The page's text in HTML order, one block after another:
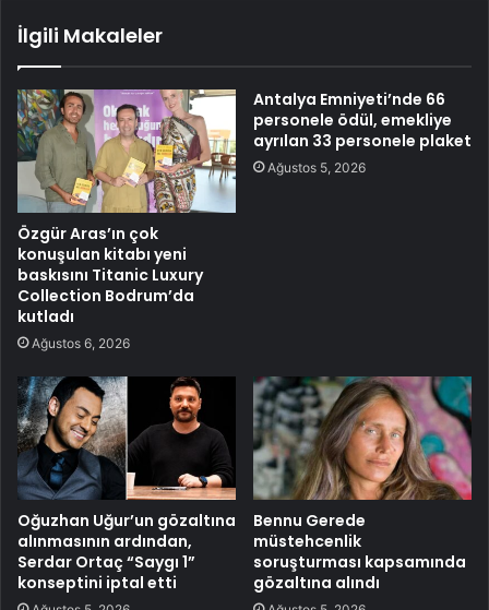
İlgili Makaleler
Özgür Aras’ın çok
konuşulan kitabı yeni
baskısını Titanic Luxury
Collection Bodrum’da
kutladı
Ağustos 6, 2026
Antalya Emniyeti’nde 66
personele ödül, emekliye
ayrılan 33 personele plaket
Ağustos 5, 2026
Oğuzhan Uğur’un gözaltına
alınmasının ardından,
Serdar Ortaç “Saygı 1”
konseptini iptal etti
Bennu Gerede
müstehcenlik
soruşturması kapsamında
gözaltına alındı